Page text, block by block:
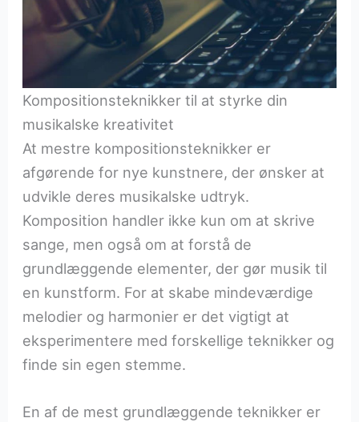
Kompositionsteknikker til at styrke din
musikalske kreativitet
At mestre kompositionsteknikker er
afgørende for nye kunstnere, der ønsker at
udvikle deres musikalske udtryk.
Komposition handler ikke kun om at skrive
sange, men også om at forstå de
grundlæggende elementer, der gør musik til
en kunstform. For at skabe mindeværdige
melodier og harmonier er det vigtigt at
eksperimentere med forskellige teknikker og
finde sin egen stemme.
En af de mest grundlæggende teknikker er